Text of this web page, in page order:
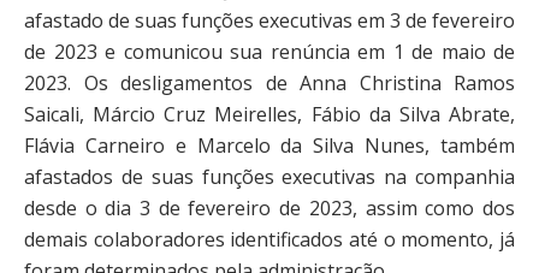
afastado de suas funções executivas em 3 de fevereiro
de 2023 e comunicou sua renúncia em 1 de maio de
2023. Os desligamentos de Anna Christina Ramos
Saicali, Márcio Cruz Meirelles, Fábio da Silva Abrate,
Flávia Carneiro e Marcelo da Silva Nunes, também
afastados de suas funções executivas na companhia
desde o dia 3 de fevereiro de 2023, assim como dos
demais colaboradores identificados até o momento, já